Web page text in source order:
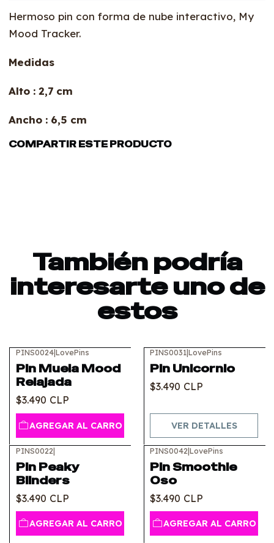
Hermoso pin con forma de nube interactivo, My
Mood Tracker.
Medidas
Alto : 2,7 cm
Ancho : 6,5 cm
COMPARTIR ESTE PRODUCTO
También podría
interesarte uno de
estos
PINS0024|LovePins
Pin Muela Mood
Relajada
$3.490 CLP
AGREGAR AL CARRO
PINS0031|LovePins
Pin Unicornio
$3.490 CLP
VER DETALLES
PINS0022|
Pin Peaky
Blinders
$3.490 CLP
AGREGAR AL CARRO
PINS0042|LovePins
Pin Smoothie
Oso
$3.490 CLP
AGREGAR AL CARRO